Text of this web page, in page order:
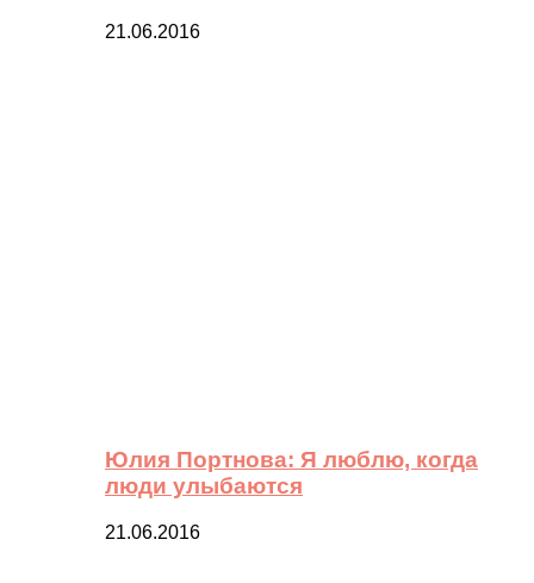
21.06.2016
Юлия Портнова: Я люблю, когда
люди улыбаются
21.06.2016